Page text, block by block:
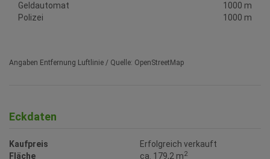
Geldautomat
1000 m
Polizei
1000 m
Angaben Entfernung Luftlinie / Quelle: OpenStreetMap
Eckdaten
Kaufpreis
Erfolgreich verkauft
Fläche
ca. 179,2 m2